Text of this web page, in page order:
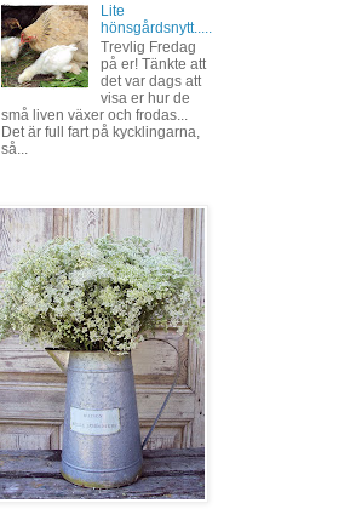
Lite
hönsgårdsnytt.....
Trevlig Fredag
på er! Tänkte att
det var dags att
visa er hur de
små liven växer och frodas...
Det är full fart på kycklingarna,
så...